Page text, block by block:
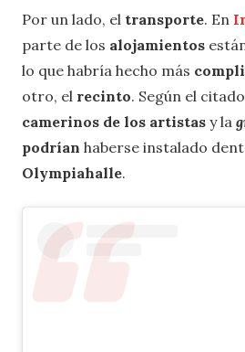
Por un lado, el transporte. En
parte de los alojamientos
lo que habría hecho más
otro, el recinto. Según el
camerinos de los artistas y la
podrían haberse instalado
Olympiahalle.